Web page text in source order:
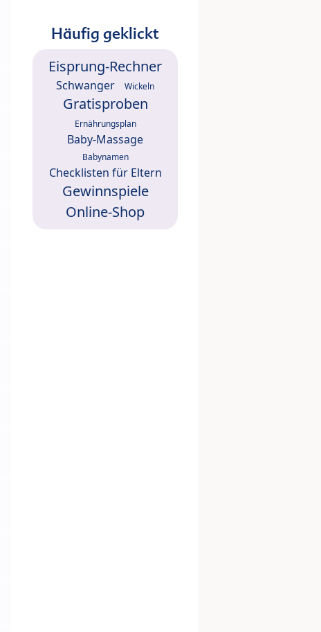
Häufig geklickt
Eisprung-Rechner
Schwanger Wickeln
Gratisproben
Ernährungsplan
Baby-Massage
Babynamen
Checklisten für Eltern
Gewinnspiele
Online-Shop